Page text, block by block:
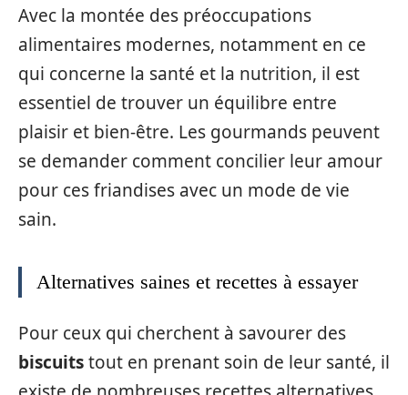
Avec la montée des préoccupations
alimentaires modernes, notamment en ce
qui concerne la santé et la nutrition, il est
essentiel de trouver un équilibre entre
plaisir et bien-être. Les gourmands peuvent
se demander comment concilier leur amour
pour ces friandises avec un mode de vie
sain.
Alternatives saines et recettes à essayer
Pour ceux qui cherchent à savourer des
biscuitstout en prenant soin de leur santé, il